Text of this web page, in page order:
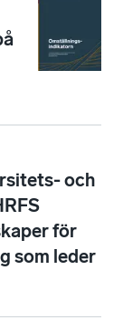
och
för
som leder